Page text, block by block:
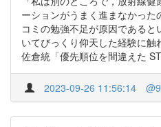
ーションがうまく進まなかった
コミの勉強不足が原因である
いてびっくり仰天した経験に
佐倉統「優先順位を間違えた
2023-09-26 11:56:14